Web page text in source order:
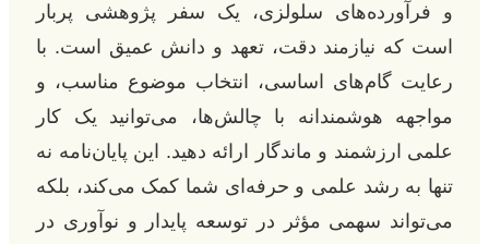
و فرآورده‌های سلولزی، یک سفر پژوهشی پربار
است که نیازمند دقت، تعهد و دانش عمیق است. با
رعایت گام‌های اساسی، انتخاب موضوع مناسب، و
مواجهه هوشمندانه با چالش‌ها، می‌توانید یک کار
علمی ارزشمند و ماندگار ارائه دهید. این پایان‌نامه نه
تنها به رشد علمی و حرفه‌ای شما کمک می‌کند، بلکه
می‌تواند سهمی مؤثر در توسعه پایدار و نوآوری در